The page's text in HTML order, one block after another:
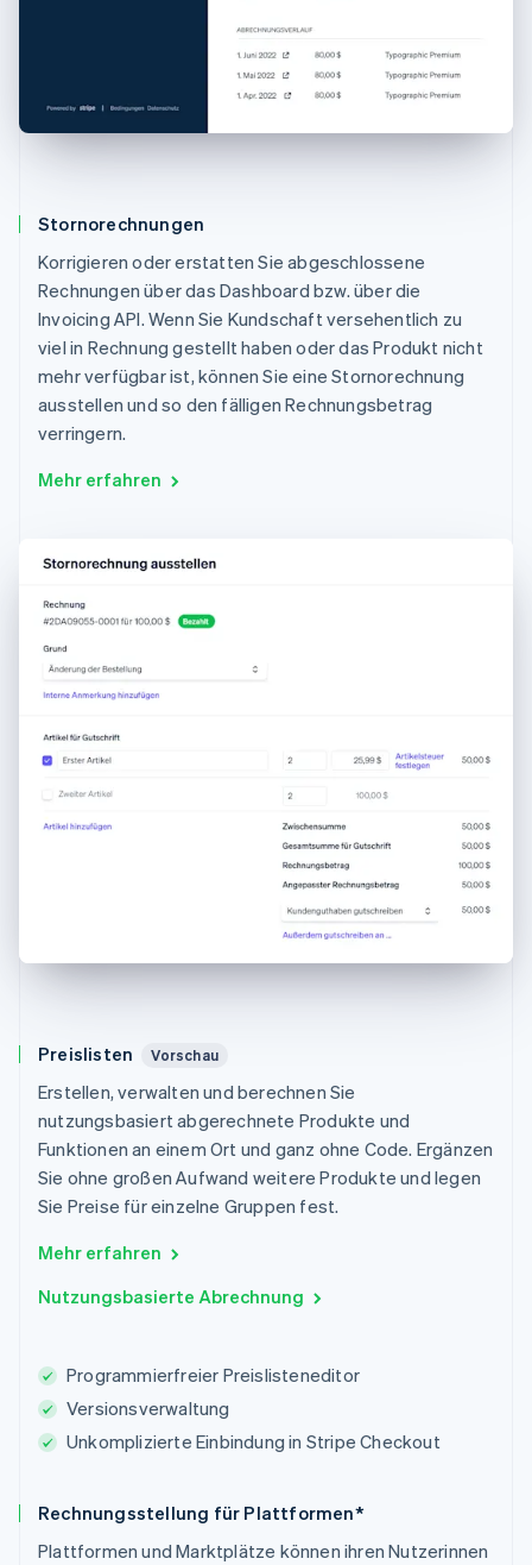
Stornorechnungen
Korrigieren oder erstatten Sie abgeschlossene
Rechnungen über das Dashboard bzw. über die
Invoicing API. Wenn Sie Kundschaft versehentlich zu
viel in Rechnung gestellt haben oder das Produkt nicht
mehr verfügbar ist, können Sie eine Stornorechnung
ausstellen und so den fälligen Rechnungsbetrag
verringern.
Mehr erfahren
Preislisten Vorschau
Erstellen, verwalten und berechnen Sie
nutzungsbasiert abgerechnete Produkte und
Funktionen an einem Ort und ganz ohne Code. Ergänzen
Sie ohne großen Aufwand weitere Produkte und legen
Sie Preise für einzelne Gruppen fest.
Mehr erfahren
Nutzungsbasierte Abrechnung
Programmierfreier Preislisteneditor
Versionsverwaltung
Unkomplizierte Einbindung in Stripe Checkout
Rechnungsstellung für Plattformen*
Plattformen und Marktplätze können ihren Nutzerinnen